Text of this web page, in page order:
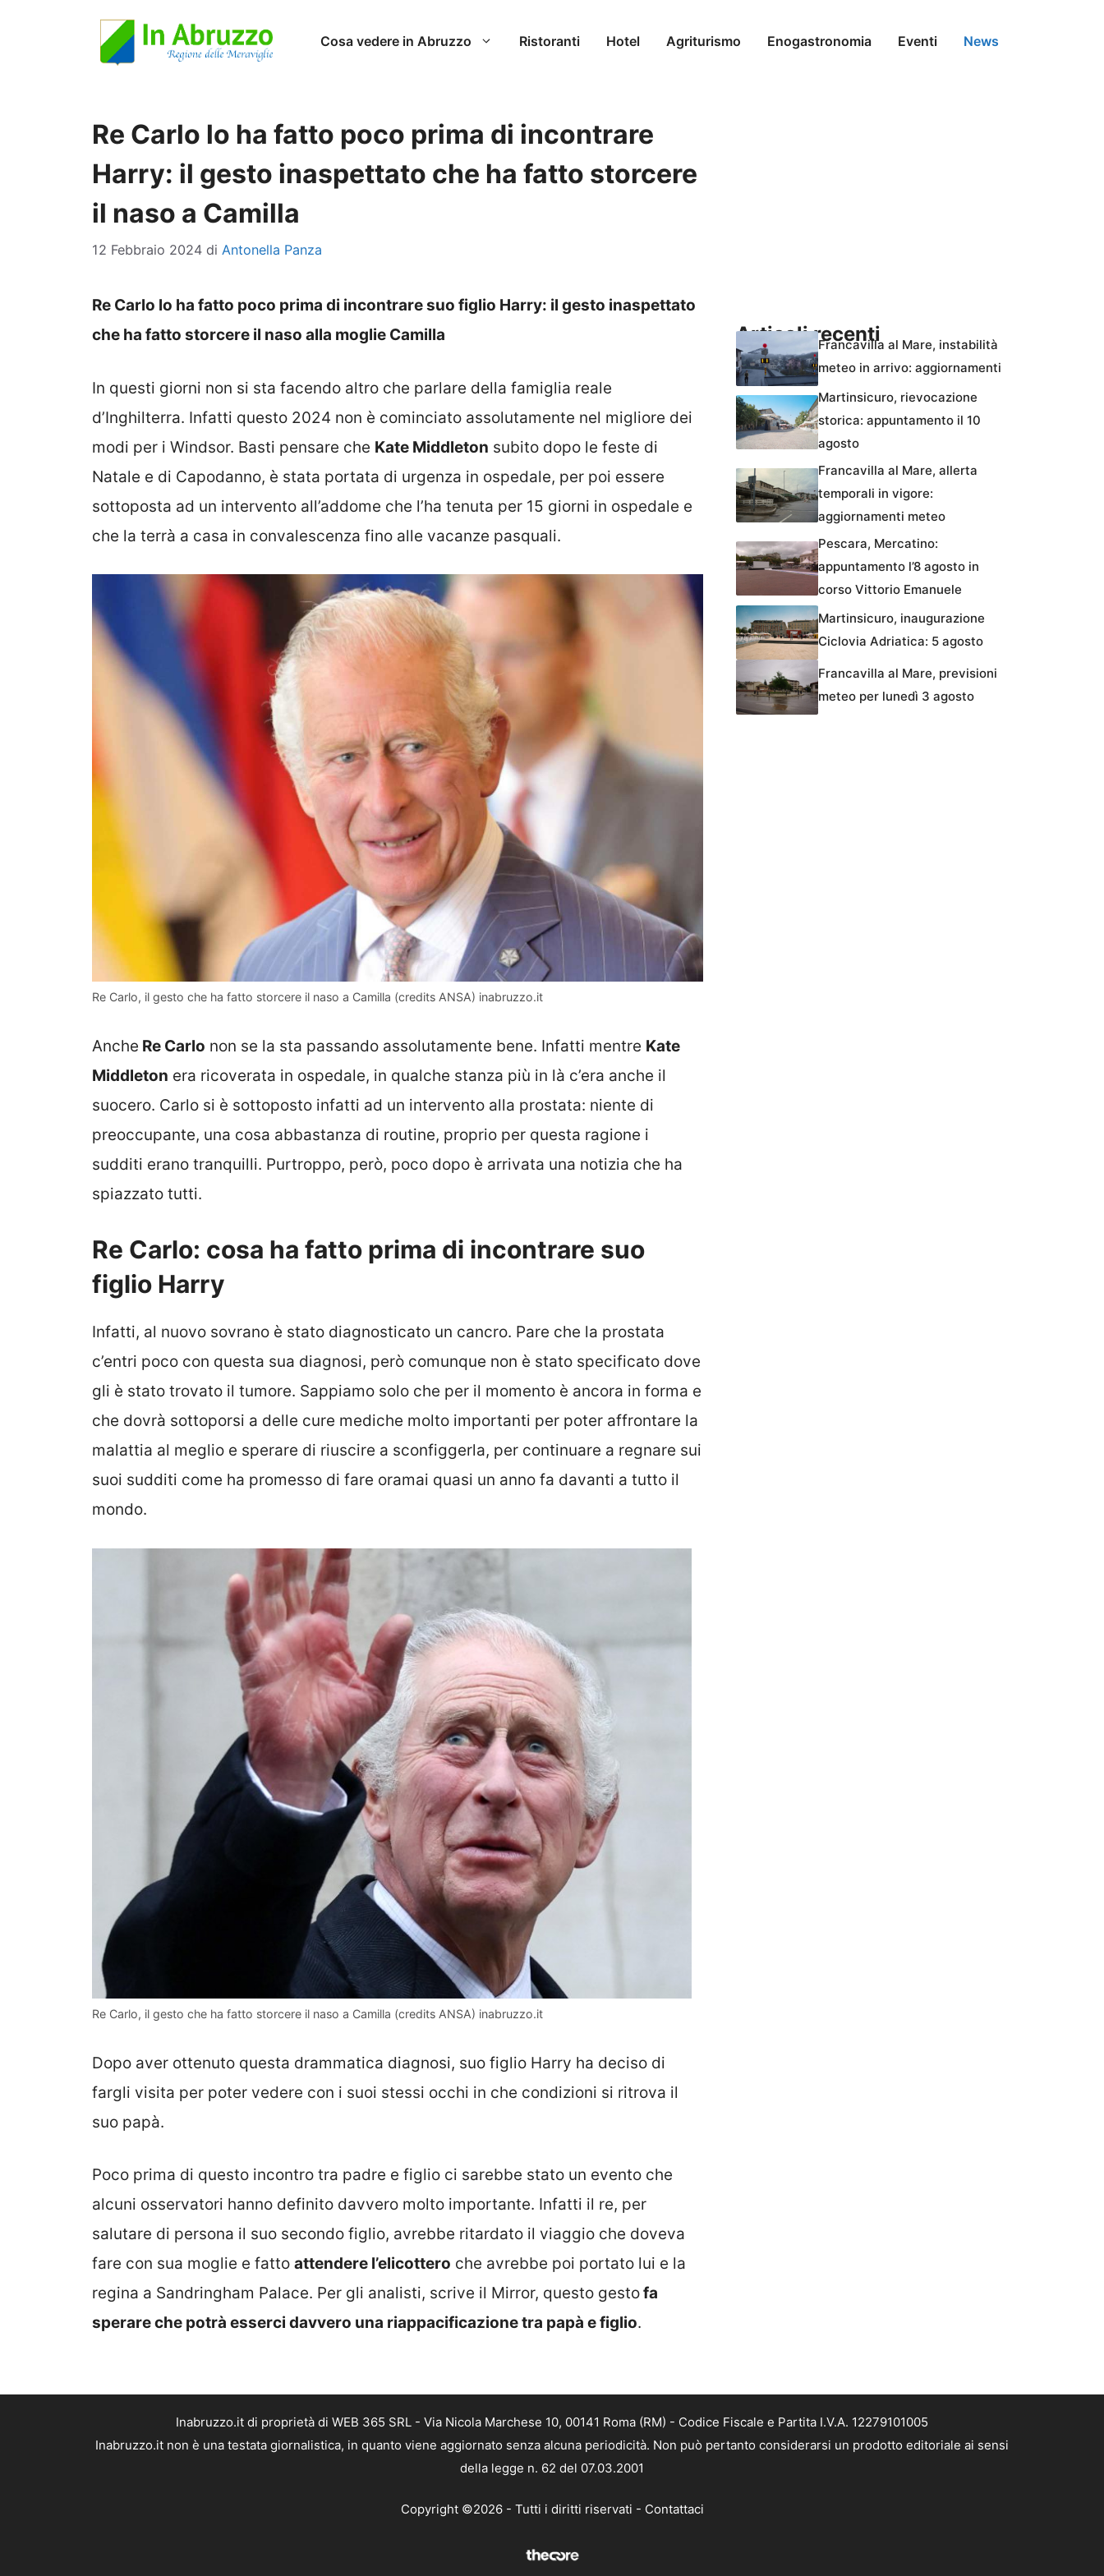
Cosa vedere in Abruzzo Ristoranti Hotel Agriturismo Enogastronomia Eventi News
Re Carlo lo ha fatto poco prima di incontrare
Harry: il gesto inaspettato che ha fatto storcere
il naso a Camilla
12 Febbraio 2024 di Antonella Panza
Re Carlo lo ha fatto poco prima di incontrare suo figlio Harry: il gesto inaspettato
che ha fatto storcere il naso alla moglie Camilla
In questi giorni non si sta facendo altro che parlare della famiglia reale
d’Inghilterra. Infatti questo 2024 non è cominciato assolutamente nel migliore dei
modi per i Windsor. Basti pensare che Kate Middleton subito dopo le feste di
Natale e di Capodanno, è stata portata di urgenza in ospedale, per poi essere
sottoposta ad un intervento all’addome che l’ha tenuta per 15 giorni in ospedale e
che la terrà a casa in convalescenza fino alle vacanze pasquali.
Re Carlo, il gesto che ha fatto storcere il naso a Camilla (credits ANSA) inabruzzo.it
Anche Re Carlo non se la sta passando assolutamente bene. Infatti mentre Kate
Middleton era ricoverata in ospedale, in qualche stanza più in là c’era anche il
suocero. Carlo si è sottoposto infatti ad un intervento alla prostata: niente di
preoccupante, una cosa abbastanza di routine, proprio per questa ragione i
sudditi erano tranquilli. Purtroppo, però, poco dopo è arrivata una notizia che ha
spiazzato tutti.
Re Carlo: cosa ha fatto prima di incontrare suo
figlio Harry
Infatti, al nuovo sovrano è stato diagnosticato un cancro. Pare che la prostata
c’entri poco con questa sua diagnosi, però comunque non è stato specificato dove
gli è stato trovato il tumore. Sappiamo solo che per il momento è ancora in forma e
che dovrà sottoporsi a delle cure mediche molto importanti per poter affrontare la
malattia al meglio e sperare di riuscire a sconfiggerla, per continuare a regnare sui
suoi sudditi come ha promesso di fare oramai quasi un anno fa davanti a tutto il
mondo.
Re Carlo, il gesto che ha fatto storcere il naso a Camilla (credits ANSA) inabruzzo.it
Dopo aver ottenuto questa drammatica diagnosi, suo figlio Harry ha deciso di
fargli visita per poter vedere con i suoi stessi occhi in che condizioni si ritrova il
suo papà.
Poco prima di questo incontro tra padre e figlio ci sarebbe stato un evento che
alcuni osservatori hanno definito davvero molto importante. Infatti il re, per
salutare di persona il suo secondo figlio, avrebbe ritardato il viaggio che doveva
fare con sua moglie e fatto attendere l’elicottero che avrebbe poi portato lui e la
regina a Sandringham Palace. Per gli analisti, scrive il Mirror, questo gestofa
sperare che potrà esserci davvero una riappacificazione tra papà e figlio.
Articoli recentiFrancavilla al Mare, instabilità
meteo in arrivo: aggiornamenti
Martinsicuro, rievocazione
storica: appuntamento il 10
agosto
Francavilla al Mare, allerta
temporali in vigore:
aggiornamenti meteo
Pescara, Mercatino:
appuntamento l’8 agosto in
corso Vittorio Emanuele
Martinsicuro, inaugurazione
Ciclovia Adriatica: 5 agosto
Francavilla al Mare, previsioni
meteo per lunedì 3 agosto
Inabruzzo.it di proprietà di WEB 365 SRL - Via Nicola Marchese 10, 00141 Roma (RM) - Codice Fiscale e Partita I.V.A. 12279101005
Inabruzzo.it non è una testata giornalistica, in quanto viene aggiornato senza alcuna periodicità. Non può pertanto considerarsi un prodotto editoriale ai sensi
della legge n. 62 del 07.03.2001
Copyright ©2026 - Tutti i diritti riservati - Contattaci